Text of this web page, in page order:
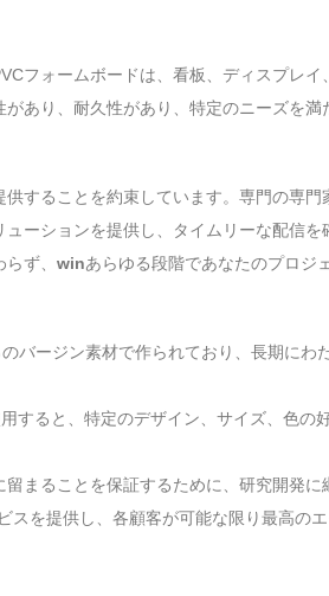
フォームボードは、看板、ディスプレ
あり、耐久性があり、特定のニーズを
することを約束しています。専門の専門
ーションを提供し、タイムリーな配信
ず、 winあらゆる段階であなたのプロジ
バージン素材で作られており、長期にわ
すると、特定のデザイン、サイズ、色の
まることを保証するために、研究開発に
スを提供し、各顧客が可能な限り最高の